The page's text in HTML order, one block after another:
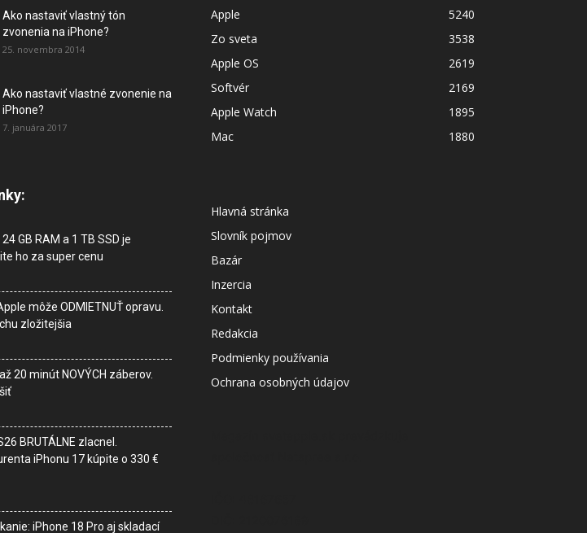
Ako nastaviť vlastný tón
zvonenia na iPhone?
25. novembra 2014
Ako nastaviť vlastné zvonenie na
iPhone?
7. januára 2017
GB RAM a 1 TB SSD je
ho za super cenu
môže ODMIETNUŤ opravu.
zložitejšia
20 minút NOVÝCH záberov.
BRUTÁLNE zlacnel.
iPhonu 17 kúpite o 330 €
iPhone 18 Pro aj skladací
Apple
5240
Zo sveta
3538
Apple OS
2619
Softvér
2169
Apple Watch
1895
Mac
1880
Hlavná stránka
Slovník pojmov
Bazár
Inzercia
Kontakt
Redakcia
Podmienky používania
Ochrana osobných údajov